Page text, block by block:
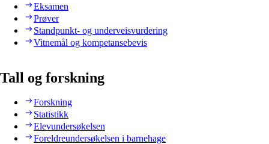
Eksamen
Prøver
Standpunkt- og underveisvurdering
Vitnemål og kompetansebevis
Tall og forskning
Forskning
Statistikk
Elevundersøkelsen
Foreldreundersøkelsen i barnehage